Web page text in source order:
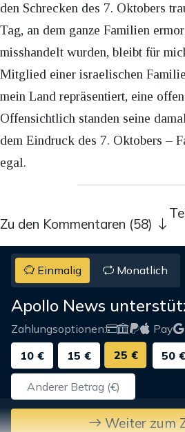
den Schrecken des 7. Oktobers
Tag, an dem ganze Familien
misshandelt wurden, bleibt für
Mitglied einer israelischen
mein Land repräsentiert, eine
Offensichtlich standen seine
dem Eindruck des 7. Oktobers –
egal.
Zu den Kommentaren (58)
Einmalig Monatlich
Apollo News
Zahlungsoptionen: Pay
10 €
15 € 25 € 50 €
Weiter zum